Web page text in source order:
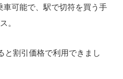
車可能で、駅で切符を買う手
。
と割引価格で利用できまし